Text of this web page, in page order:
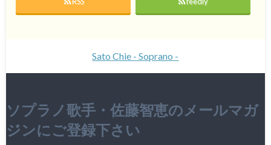
Sato Chie - Soprano -
ソプラノ歌手・佐藤智恵のメールマガ
ジンにご登録下さい